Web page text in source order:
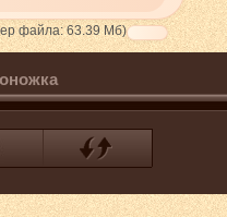
файла: 63.39 Мб)